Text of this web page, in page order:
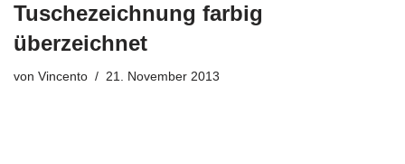
Tuschezeichnung farbig
überzeichnet
von Vincento 21. November 2013